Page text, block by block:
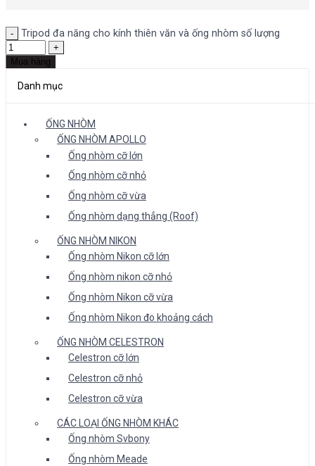
Tripod đa năng cho kính thiên văn và ống nhòm số lượng
Mua hàng
Danh mục
ỐNG NHÒM
ỐNG NHÒM APOLLO
Ống nhòm cỡ lớn
Ống nhòm cỡ nhỏ
Ống nhòm cỡ vừa
Ống nhòm dạng thẳng (Roof)
ỐNG NHÒM NIKON
Ống nhòm Nikon cỡ lớn
Ống nhòm nikon cỡ nhỏ
Ống nhòm Nikon cỡ vừa
Ống nhòm Nikon đo khoảng cách
ỐNG NHÒM CELESTRON
Celestron cỡ lớn
Celestron cỡ nhỏ
Celestron cỡ vừa
CÁC LOẠI ỐNG NHÒM KHÁC
Ống nhòm Svbony
Ống nhòm Meade